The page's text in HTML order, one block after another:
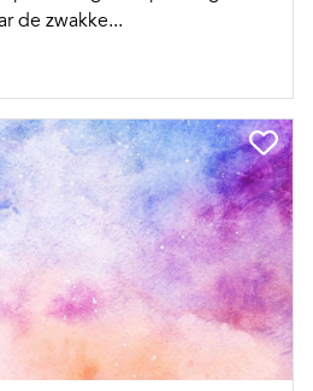
de zwakke...